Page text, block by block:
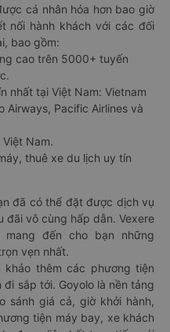
cá nhân hóa hơn bao giờ
nối hành khách với các đối
bao gồm:
cao trên 5000+ tuyến
nhất tại Việt Nam: Vietnam
Airways, Pacific Airlines và
Nam.
thuê xe du lịch uy tín
đã có thể đặt được dịch vụ
đãi vô cùng hấp dẫn. Vexere
đến cho bạn những
vẹn nhất.
thêm các phương tiện
đi sắp tới. Goyolo là nền tảng
sánh giá cả, giờ khởi hành,
tiện máy bay, xe khách